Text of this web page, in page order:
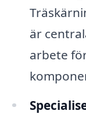
är
arbete